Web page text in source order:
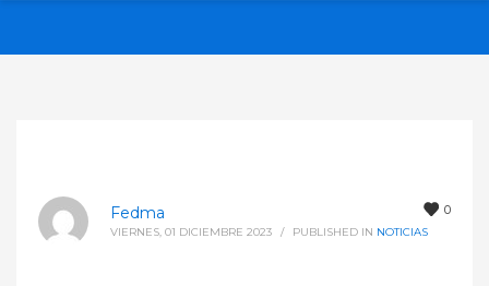
0
Fedma
VIERNES, 01 DICIEMBRE 2023 / PUBLISHED IN NOTICIAS